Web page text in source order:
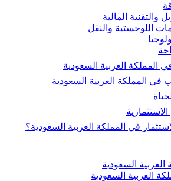
والتقنية المالية
اللوجستية والنقل
في المملكة العربية السعودية
في المملكة العربية السعودية
في المملكة العربية السعودية؟
العربية السعودية
العربية السعودية